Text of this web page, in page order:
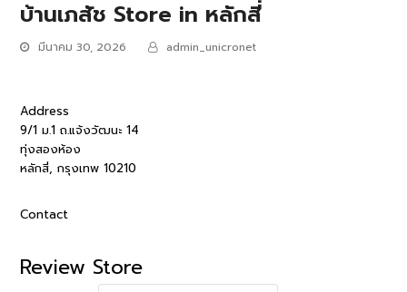
บ้านเภสัช Store in หลักสี่
มีนาคม 30, 2026 admin_unicronet
Address
9/1 ม.1 ถ.แจ้งวัฒนะ 14
ทุ่งสองห้อง
หลักสี่, กรุงเทพ 10210
Contact
Review Store